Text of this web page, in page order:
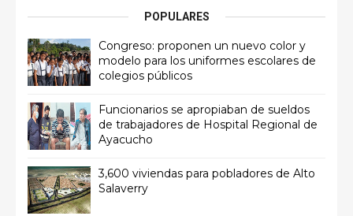
POPULARES
Congreso: proponen un nuevo color y
modelo para los uniformes escolares de
colegios públicos
Funcionarios se apropiaban de sueldos
de trabajadores de Hospital Regional de
Ayacucho
3,600 viviendas para pobladores de Alto
Salaverry